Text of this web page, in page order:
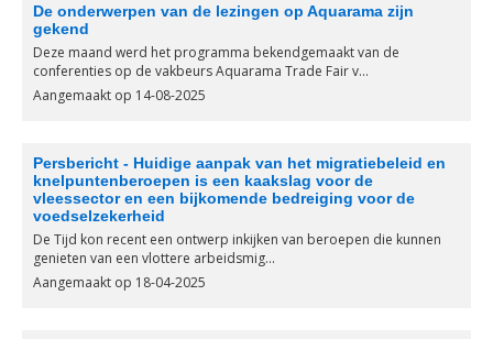
De onderwerpen van de lezingen op Aquarama zijn
gekend
Deze maand werd het programma bekendgemaakt van de
conferenties op de vakbeurs Aquarama Trade Fair v...
Aangemaakt op 14-08-2025
Persbericht - Huidige aanpak van het migratiebeleid en
knelpuntenberoepen is een kaakslag voor de
vleessector en een bijkomende bedreiging voor de
voedselzekerheid
De Tijd kon recent een ontwerp inkijken van beroepen die kunnen
genieten van een vlottere arbeidsmig...
Aangemaakt op 18-04-2025